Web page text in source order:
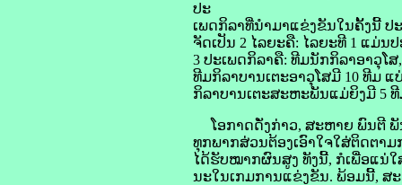
ປະ
ເພດກິລາທີ່ນຳມາແຂ່ງຂັນໃນຄັ້ງນີ້ ປ
ຈັດເປັນ 2 ໄລຍະຄື: ໄລຍະທີ 1 ແມ່ນ
3 ປະເພດກິລາຄື: ທີມນັກກິລາອາວຸ
ທີມກິລາບານເຕະອາວຸໂສມີ 10 ທີມ
ກິລາບານເຕະສະຫະພັນແມ່ຍິງມີ 5 ທີ
ໂອກາດດັ່ງກ່າວ, ສະຫາຍ ພົນຕີ
ທຸກພາກສ່ວນຕ້ອງເອົາໃຈໃສ່ຕິດຕາ
ໄດ້ຮັບໝາກຜົນສູງ ທັງນີ້, ກໍເພື່ອແນ່
ນະໃນເກມການແຂ່ງຂັນ. ພ້ອມນີ້, ສ